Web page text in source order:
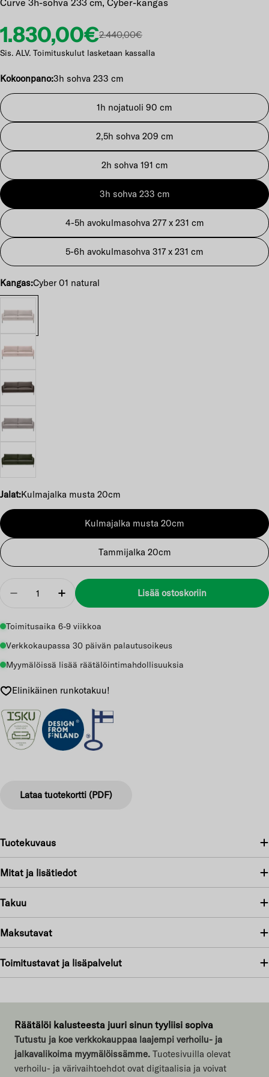
Curve 3h-sohva 233 cm, Cyber-kangas
Etuhinta
1.830,00€
Normaalihinta
2.440,00€
Sis. ALV. Toimituskulut lasketaan kassalla
Kokoonpano:3h sohva 233 cm
1h nojatuoli 90 cm
2,5h sohva 209 cm
2h sohva 191 cm
3h sohva 233 cm
4-5h avokulmasohva 277 x 231 cm
5-6h avokulmasohva 317 x 231 cm
Kangas:Cyber 01 natural
Jalat:Kulmajalka musta 20cm
Kulmajalka musta 20cm
Tammijalka 20cm
Vähennä Lisää
Lisää ostoskoriin
Toimitusaika 6-9 viikkoa
Verkkokaupassa 30 päivän palautusoikeus
Myymälöissä lisää räätälöintimahdollisuuksia
Elinikäinen runkotakuu!
Lataa tuotekortti (PDF)
Tuotekuvaus
Mitat ja lisätiedot
Takuu
Maksutavat
Toimitustavat ja lisäpalvelut
Räätälöi kalusteesta juuri sinun tyyliisi sopiva
Tutustu ja koe verkkokauppaa laajempi verhoilu- ja
jalkavalikoima myymälöissämme. Tuotesivuilla olevat
verhoilu- ja värivaihtoehdot ovat digitaalisia ja voivat